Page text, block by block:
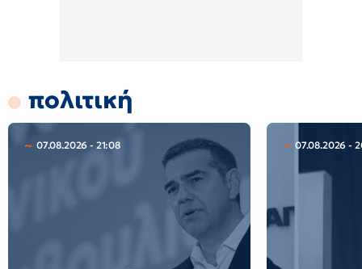
πολιτική
07.08.2026 - 21:08 07.08.2026 -